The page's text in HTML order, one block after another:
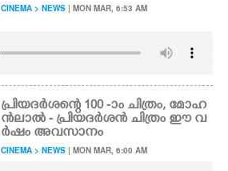
CINEMA > NEWS | MON MAR, 6:53 AM
പ്രിയദർശന്റെ 100 -ാം ചിത്രം, മോഹ
ൻലാൽ - പ്രിയദർശൻ ചിത്രം ഈ വ
ർഷം അവസാനം
CINEMA > NEWS | MON MAR, 6:00 AM